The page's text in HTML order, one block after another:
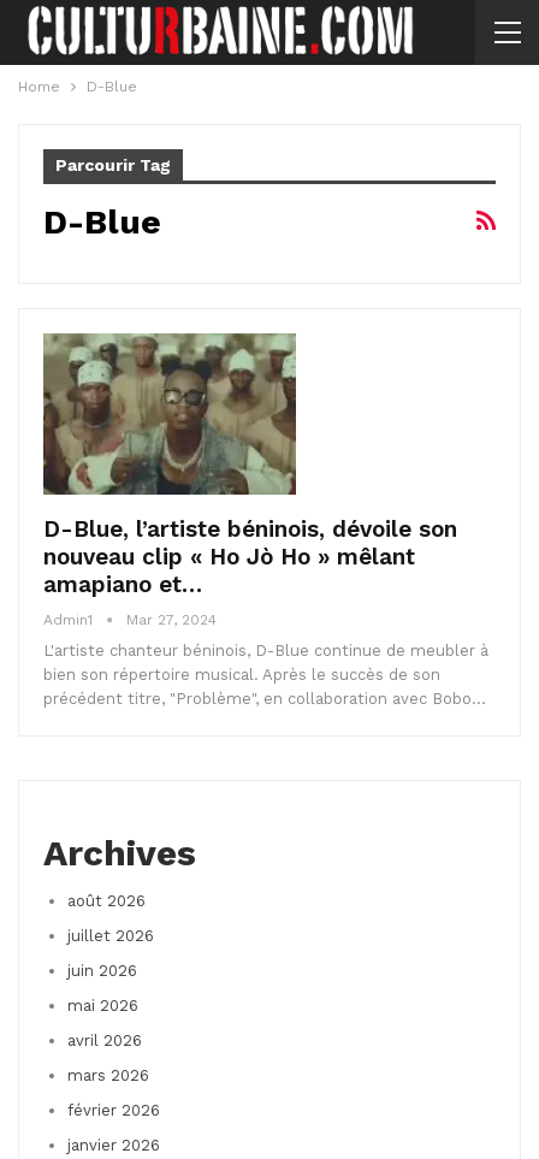
Home D-Blue
Parcourir Tag
D-Blue
D-Blue, l’artiste béninois, dévoile son
nouveau clip « Ho Jò Ho » mêlant
amapiano et…
Admin1 Mar 27, 2024
L'artiste chanteur béninois, D-Blue continue de meubler à
bien son répertoire musical. Après le succès de son
précédent titre, "Problème", en collaboration avec Bobo…
Archives
août 2026
juillet 2026
juin 2026
mai 2026
avril 2026
mars 2026
février 2026
janvier 2026